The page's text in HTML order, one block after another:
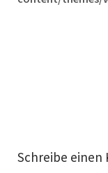
Schreibe einen